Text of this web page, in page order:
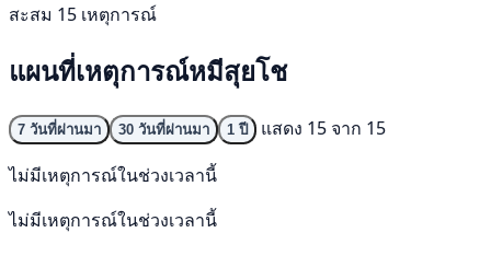
สะสม 15 เหตุการณ์
แผนที่เหตุการณ์หมีสุยโช
7 วันที่ผ่านมา 30 วันที่ผ่านมา 1 ปี
แสดง 15 จาก 15
ไม่มีเหตุการณ์ในช่วงเวลานี้
ไม่มีเหตุการณ์ในช่วงเวลานี้